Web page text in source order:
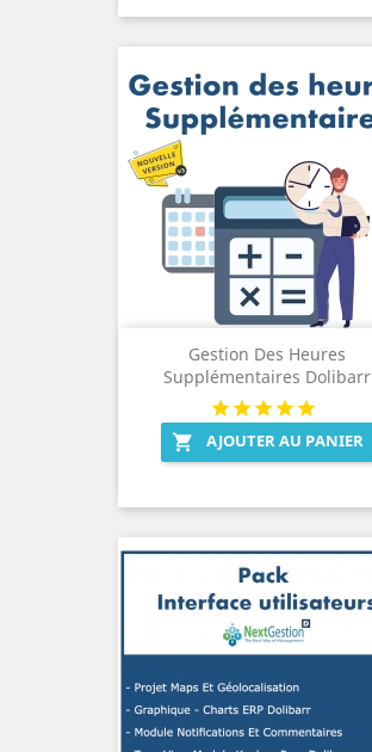
Gestion Des Heures
Supplémentaires Dolibarr
 AJOUTER AU PANIER